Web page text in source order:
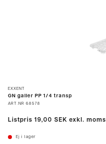
EXXENT
GN galler PP 1/4 transp
ART.NR 68578
Listpris 19,00 SEK exkl. moms
Ej i lager